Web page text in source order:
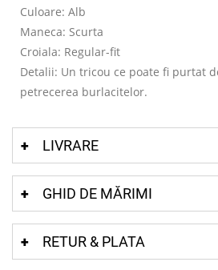
Culoare: Alb
Maneca: Scurta
Croiala: Regular-fit
Detalii: Un tricou ce poate fi purtat
petrecerea burlacitelor.
LIVRARE
GHID DE MĂRIMI
RETUR & PLATA